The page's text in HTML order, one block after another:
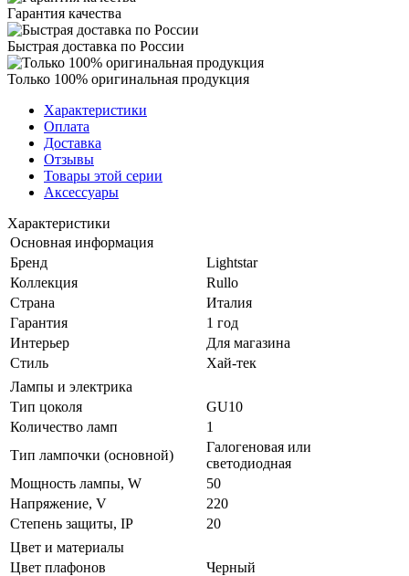
Гарантия качества
Быстрая доставка по России
Только 100% оригинальная продукция
Характеристики
Оплата
Доставка
Отзывы
Товары этой серии
Аксессуары
Характеристики
Основная информация
Бренд
Lightstar
Коллекция
Rullo
Страна
Италия
Гарантия
1 год
Интерьер
Для магазина
Стиль
Хай-тек
Лампы и электрика
Тип цоколя
GU10
Количество ламп
1
Тип лампочки (основной)
Галогеновая или
светодиодная
Мощность лампы, W
50
Напряжение, V
220
Степень защиты, IP
20
Цвет и материалы
Цвет плафонов
Черный